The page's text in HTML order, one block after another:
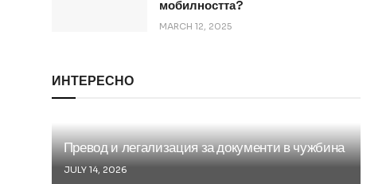
мобилността?
MARCH 12, 2025
ИНТЕРЕСНО
Превод и легализация за документи в чужбина
JULY 14, 2026